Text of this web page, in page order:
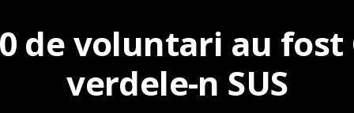
de voluntari au fost
verdele-n SUS